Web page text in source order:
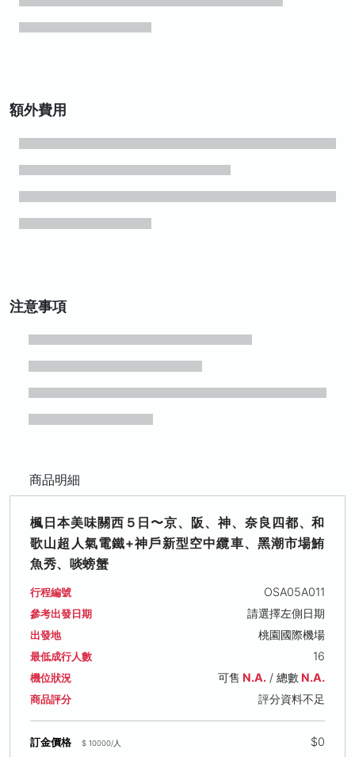
額外費用
注意事項
商品明細
楓日本美味關西５日〜京、阪、神、奈良四都、和
歌山超人氣電鐵+神戶新型空中纜車、黑潮市場鮪
魚秀、啖螃蟹
行程編號 OSA05A011
參考出發日期 請選擇左側日期
出發地 桃園國際機場
最低成行人數 16
機位狀況 可售 N.A./ 總數N.A.
商品評分 評分資料不足
訂金價格 $ 10000/人 $0